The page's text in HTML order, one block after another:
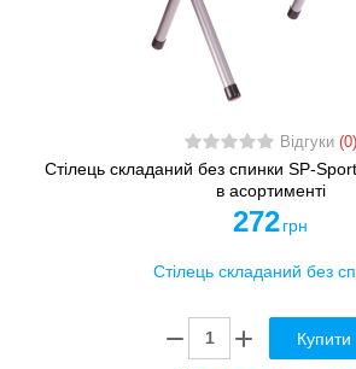
Відгуки (0)
Стілець складаний без спинки SP-
в асортименті
272 грн
Купити